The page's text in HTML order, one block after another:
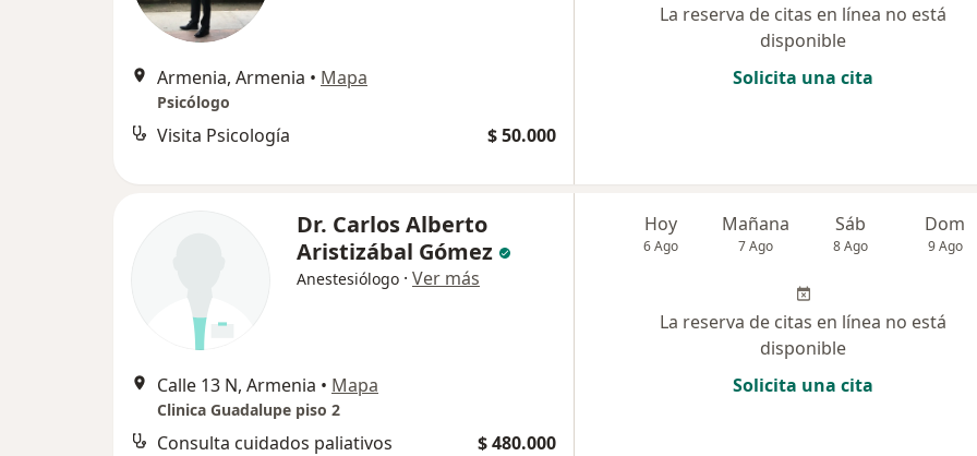
Armenia, Armenia • Mapa
Psicólogo
Visita Psicología $ 50.000
La reserva de citas en línea no está
disponible
Solicita una cita
Dr. Carlos Alberto
Aristizábal Gómez
Anestesiólogo · Ver más
Calle 13 N, Armenia • Mapa
Clinica Guadalupe piso 2
Consulta cuidados paliativos $ 480.000
Hoy
6 Ago
Mañana
7 Ago
Sáb
8 Ago
Dom
9 Ago
La reserva de citas en línea no está
disponible
Solicita una cita